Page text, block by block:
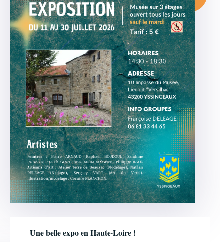
Une belle expo en Haute-Loire !